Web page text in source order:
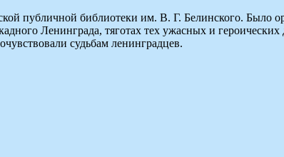
публичной библиотеки им. В. Г. Белинского. Было
Ленинграда, тяготах тех ужасных и
судьбам ленинградцев.